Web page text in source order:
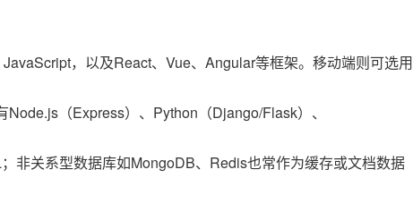
，以及React、Vue、Angular等框架。移动端则可选用
（Express）、Python（Django/Flask）、
非关系型数据库如MongoDB、Redis也常作为缓存或文档数据